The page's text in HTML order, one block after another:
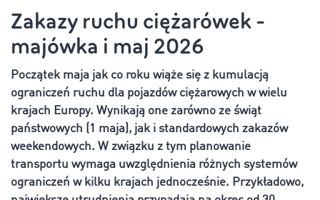
Zakazy ruchu ciężarówek -
majówka i maj 2026
Początek maja jak co roku wiąże się z kumulacją
ograniczeń ruchu dla pojazdów ciężarowych w wielu
krajach Europy. Wynikają one zarówno ze świąt
państwowych (1 maja), jak i standardowych zakazów
weekendowych. W związku z tym planowanie
transportu wymaga uwzględnienia różnych systemów
ograniczeń w kilku krajach jednocześnie. Przykładowo,